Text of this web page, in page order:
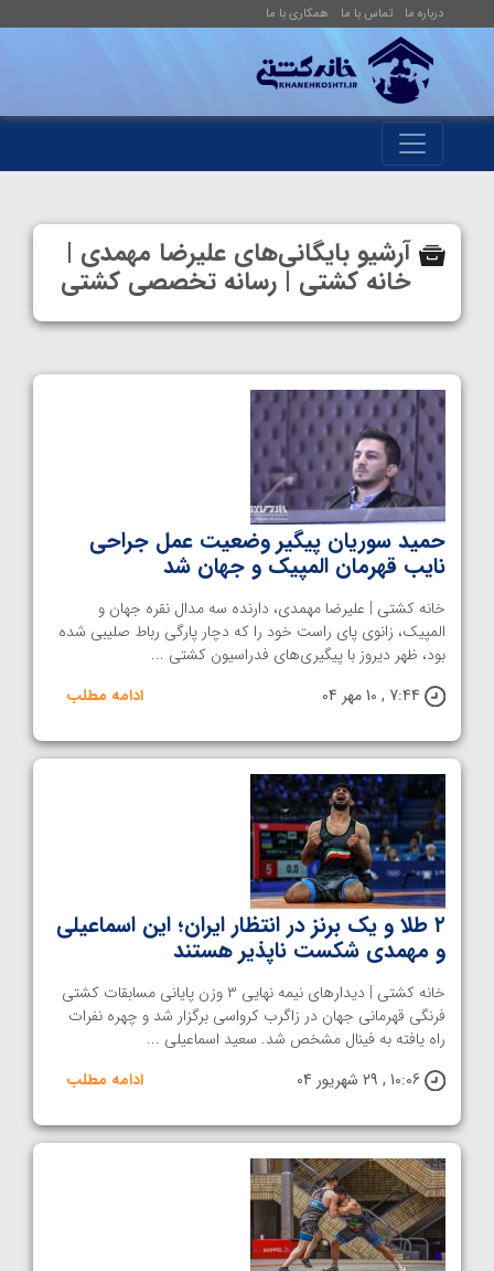
درباره ما تماس با ما همکاری با ما
آرشیو بایگانی‌های علیرضا مهمدی |
خانه کشتی | رسانه تخصصی کشتی
حمید سوریان پیگیر وضعیت عمل جراحی
نایب قهرمان المپیک و جهان شد
خانه کشتی | علیرضا مهمدی، دارنده سه مدال‌ نقره جهان و
المپیک، زانوی پای راست خود را که دچار پارگی رباط صلیبی شده
بود، ظهر دیروز با پیگیری‌های فدراسیون کشتی ...
7:44 , 10 مهر 04
ادامه مطلب
۲ طلا و یک برنز در انتظار ایران؛ این اسماعیلی
و مهمدی شکست ناپذیر هستند
خانه کشتی | دیدارهای نیمه نهایی ۳ وزن پایانی مسابقات کشتی
فرنگی قهرمانی جهان در زاگرب کرواسی برگزار شد و چهره نفرات
راه یافته به فینال مشخص شد. سعید اسماعیلی ...
10:06 , 29 شهریور 04
ادامه مطلب